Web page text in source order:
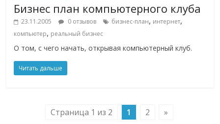
Бизнес план компьютерного клуба
23.11.2005 0 отзывов бизнес-план, интернет,
компьютер, реальный бизнес
О том, с чего начать, открывая компьютерный клуб.
Читать дальше
Страница 1 из 2 1 2 »